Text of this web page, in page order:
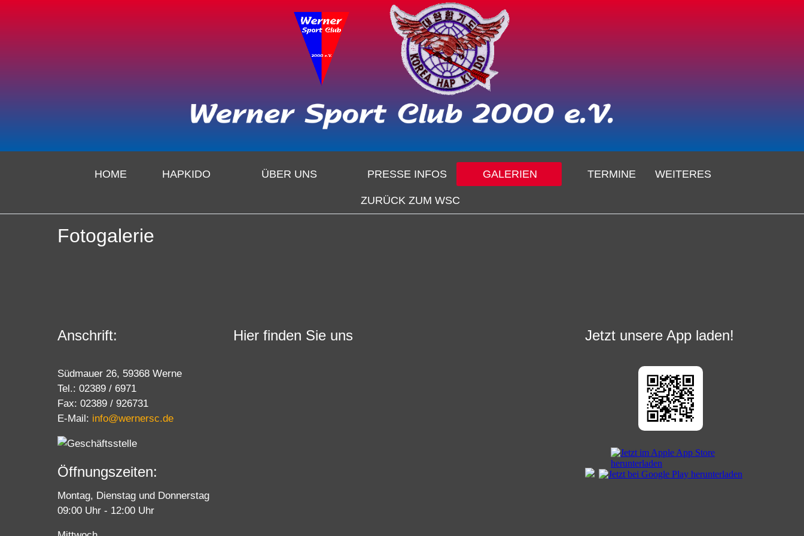
HOME HAPKIDO ÜBER UNS PRESSE INFOS GALERIEN TERMINE WEITERES
ZURÜCK ZUM WSC
Fotogalerie
Anschrift:
Südmauer 26, 59368 Werne
Tel.: 02389 / 6971
Fax: 02389 / 926731
E-Mail: info@wernersc.de
Öffnungszeiten:
Montag, Dienstag und Donnerstag
09:00 Uhr - 12:00 Uhr
Hier finden Sie uns Jetzt unsere App laden!